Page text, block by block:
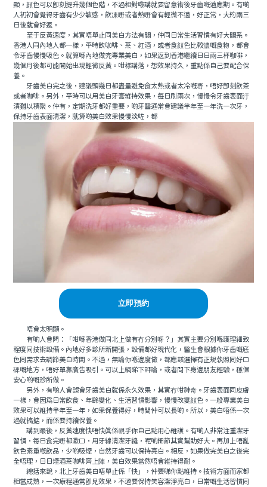
顯，顔色可以即刻提升幾個色階，不過相對嚟講就要留意術後牙齒嘅適應期。有啲
人初初會覺得牙齒有少少敏感，飲凍嘢或者熱嘢會有輕微不適，好正常，大約兩三
日後就會好返。
至于反黃速度，其實唔單止同美白方法有關，仲同日常生活習慣有好大關系。
香港人同內地人都一樣，平時飲咖啡、茶、紅酒，或者食顔色比較濃嘅食物，都會
令牙齒慢慢吸色。就算喺內地做完專業美白，如果返到香港繼續日日兩三杯咖啡，
幾個月後都可能開始出現輕微反黃。咁樣講落，想效果持久，重點係自己要配合保
養。
牙齒美白完之後，建議頭幾日都盡量避免食太熱或者太冷嘅嘢，唔好即刻飲茶
或者咖啡。另外，平時可以用美白牙膏維持效果，每日刷兩次，慢慢令牙齒表面汙
漬難以積聚。仲有，定期洗牙都好重要，啲牙醫通常會建議半年至一年洗一次牙，
保持牙齒表面清潔，就算啲美白效果慢慢淡咗，都
立即預約
唔會太明顯。
有啲人會問：「咁喺香港做同北上做有冇分別呀？」其實主要分別喺護理細致
程度同技術設備。內地好多診所新開張，設備都好現代化，醫生會根據你牙齒嘅底
色同需求去調節美白時間。不過，無論你喺邊度做，都應該選擇有正規執照同好口
碑嘅地方，唔好單靠廣告吸引。可以上網睇下評論，或者問下身邊朋友經驗，穩個
安心啲嘅診所做。
另外，有啲人會誤會牙齒美白就係永久效果，其實冇咁神奇。牙齒表面同皮膚
一樣，會因爲日常飲食、年齡變化、生活習慣影響，慢慢改變顔色。一般專業美白
效果可以維持半年至一年，如果保養得好，時間仲可以長啲。所以，美白唔係一次
過就搞掂，而係要持續保養。
講到最後，反黃速度快唔快真係視乎你自己點用心維護。有啲人非常注重潔牙
習慣，每日食完嘢都漱口，用牙線清潔牙縫，呢啲細節其實幫助好大。再加上唔亂
飲色素重嘅飲品，少啲吸煙，自然牙齒可以保持亮白。相反，如果做完美白之後完
全唔理，日日煙酒茶咖啡齊上陣，美白效果當然唔會維持得耐。
總括來說，北上牙齒美白唔單止係「快」，仲要睇你點維持。技術方面而家都
相當成熟，一次療程通常即見效果，不過要保持笑容潔淨亮白，日常嘅生活習慣同